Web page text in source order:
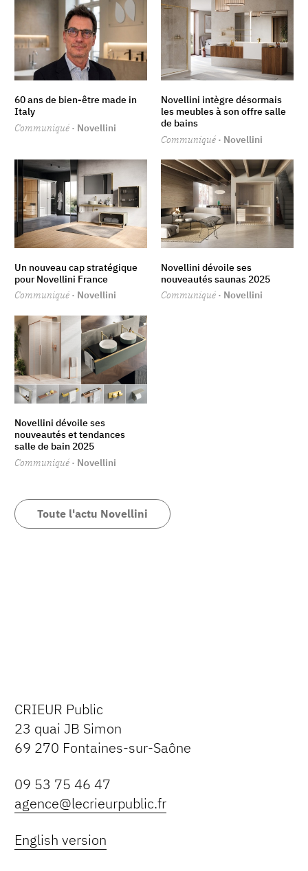
60 ans de bien-être made in
Italy
Communiqué · Novellini
Novellini intègre désormais
les meubles à son offre salle
de bains
Communiqué · Novellini
Un nouveau cap stratégique
pour Novellini France
Communiqué · Novellini
Novellini dévoile ses
nouveautés saunas 2025
Communiqué · Novellini
Novellini dévoile ses
nouveautés et tendances
salle de bain 2025
Communiqué · Novellini
Toute l'actu Novellini
CRIEUR Public
23 quai JB Simon
69 270 Fontaines-sur-Saône
09 53 75 46 47
agence@lecrieurpublic.fr
English version